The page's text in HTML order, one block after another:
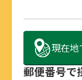
現在地
郵便番号で